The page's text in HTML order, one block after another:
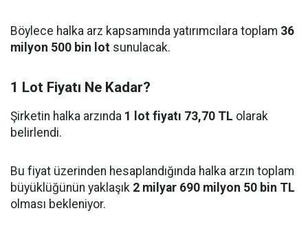
Böylece halka arz kapsamında yatırımcılara toplam 36
milyon 500 bin lot sunulacak.
1 Lot Fiyatı Ne Kadar?
Şirketin halka arzında 1 lot fiyatı 73,70 TL olarak
belirlendi.
Bu fiyat üzerinden hesaplandığında halka arzın toplam
büyüklüğünün yaklaşık 2 milyar 690 milyon 50 bin TL
olması bekleniyor.